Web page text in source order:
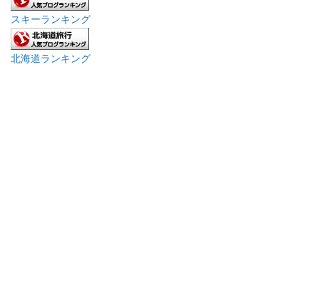
スキーランキング
北海道ランキング